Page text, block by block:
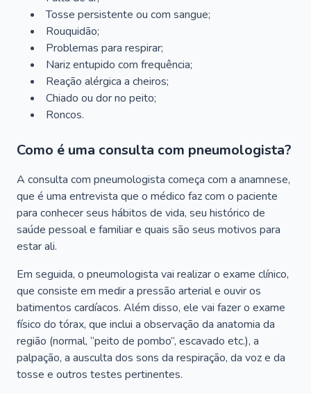
Tosse persistente ou com sangue;
Rouquidão;
Problemas para respirar;
Nariz entupido com frequência;
Reação alérgica a cheiros;
Chiado ou dor no peito;
Roncos.
Como é uma consulta com pneumologista?
A consulta com pneumologista começa com a anamnese,
que é uma entrevista que o médico faz com o paciente
para conhecer seus hábitos de vida, seu histórico de
saúde pessoal e familiar e quais são seus motivos para
estar ali.
Em seguida, o pneumologista vai realizar o exame clínico,
que consiste em medir a pressão arterial e ouvir os
batimentos cardíacos. Além disso, ele vai fazer o exame
físico do tórax, que inclui a observação da anatomia da
região (normal, “peito de pombo”, escavado etc.), a
palpação, a ausculta dos sons da respiração, da voz e da
tosse e outros testes pertinentes.